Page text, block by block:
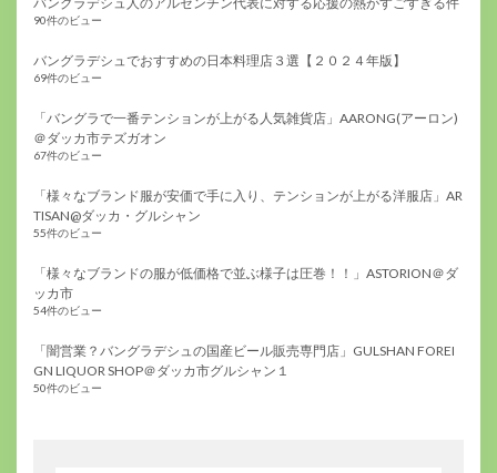
90件のビュー
バングラデシュでおすすめの日本料理店３選【２０２４年版】
69件のビュー
「バングラで一番テンションが上がる人気雑貨店」AARONG(アーロン)
＠ダッカ市テズガオン
67件のビュー
「様々なブランド服が安価で手に入り、テンションが上がる洋服店」AR
TISAN@ダッカ・グルシャン
55件のビュー
「様々なブランドの服が低価格で並ぶ様子は圧巻！！」ASTORION＠ダ
ッカ市
54件のビュー
「闇営業？バングラデシュの国産ビール販売専門店」GULSHAN FOREI
GN LIQUOR SHOP＠ダッカ市グルシャン１
50件のビュー